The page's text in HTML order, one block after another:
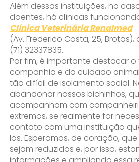
Além dessas instituições, no
doentes, há clínicas
Clínica Veterinária Renalmed
(Av. Frederico Costa, 25,
(71) 32337835.
Por fim, é importante destacar o
companhia e do cuidado
tão difícil de isolamento social.
abandonar nossos bichinhos,
acompanham com
extremos, se realmente for
contato com uma instituição
los. Esperamos, de coração,
sejam reduzidos e, por isso,
Enviei um E-